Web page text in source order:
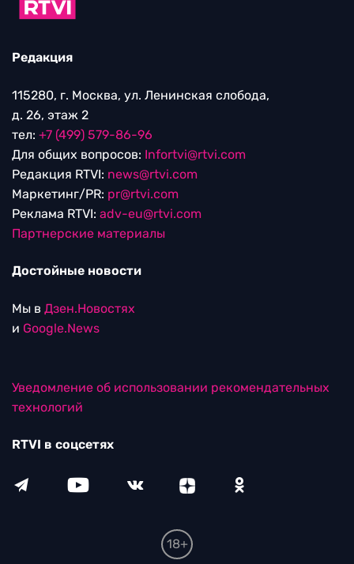
Редакция
115280, г. Москва, ул. Ленинская слобода,
д. 26, этаж 2
тел: +7 (499) 579-86-96
Для общих вопросов: Infortvi@rtvi.com
Редакция RTVI: news@rtvi.com
Маркетинг/PR: pr@rtvi.com
Реклама RTVI: adv-eu@rtvi.com
Партнерские материалы
Достойные новости
Мы в Дзен.Новостях
и Google.News
Уведомление об использовании рекомендательных
технологий
RTVI в соцсетях
18+